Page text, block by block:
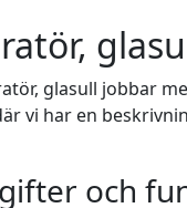
glasull jobbar
vi har en
och